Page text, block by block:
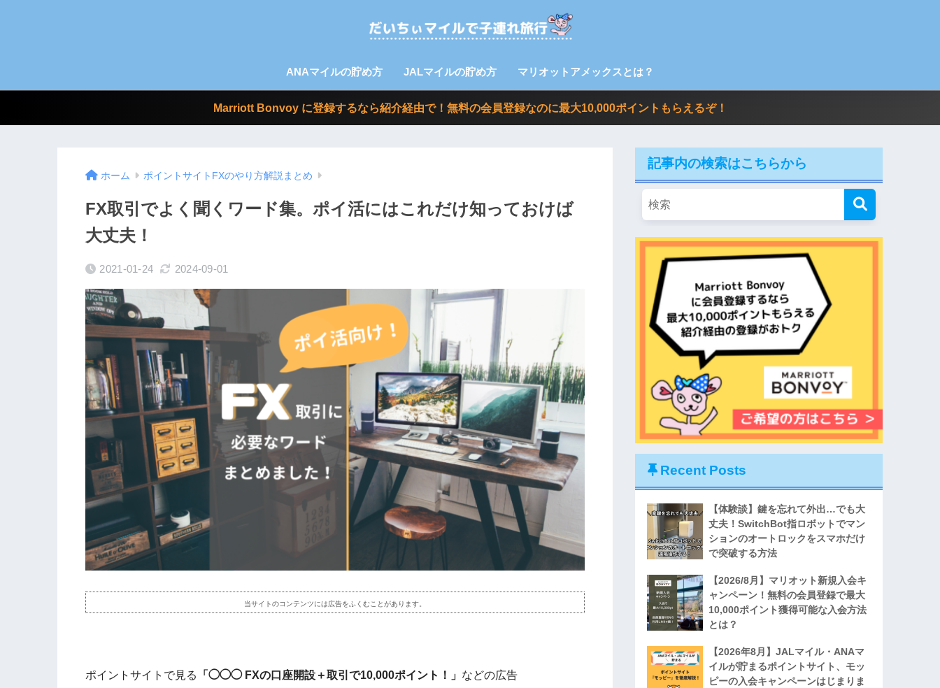
ANAマイルの貯め方 JALマイルの貯め方 マリオットアメックスとは？
Marriott Bonvoy に登録するなら紹介経由で！無料の会員登録なのに最大10,000ポイントもらえるぞ！
ホーム ポイントサイトFXのやり方解説まとめ
FX取引でよく聞くワード集。ポイ活にはこれだけ知っておけば
大丈夫！
2021-01-24 2024-09-01
当サイトのコンテンツには広告をふくむことがあります。
ポイントサイトで見る 「◯◯◯ FXの口座開設＋取引で10,000ポイント！」 などの広告
記事内の検索はこちらから
Recent Posts
【体験談】鍵を忘れて外出…でも大
丈夫！SwitchBot指ロボットでマン
ションのオートロックをスマホだけ
で突破する方法
【2026/8月】マリオット新規入会キ
ャンペーン！無料の会員登録で最大
10,000ポイント獲得可能な入会方法
とは？
【2026年8月】JALマイル・ANAマ
イルが貯まるポイントサイト、モッ
ピーの入会キャンペーンはじまりま